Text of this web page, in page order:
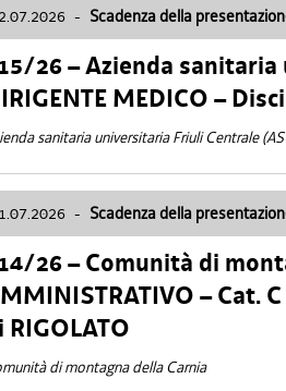
- Scadenza della
26 – Azienda
MEDICO –
sanitaria universitaria Friuli Centrale
- Scadenza della
26 – Comunità di
– Cat.
RIGOLATO
di montagna della Carnia